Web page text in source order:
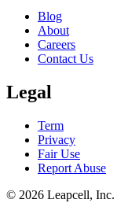
Blog
About
Careers
Contact Us
Legal
Term
Privacy
Fair Use
Report Abuse
© 2026 Leapcell, Inc.